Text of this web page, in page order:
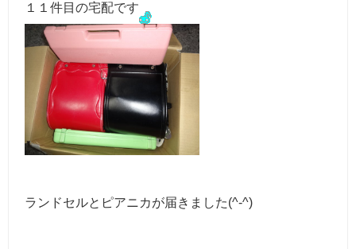
１１件目の宅配です
ランドセルとピアニカが届きました(^-^)